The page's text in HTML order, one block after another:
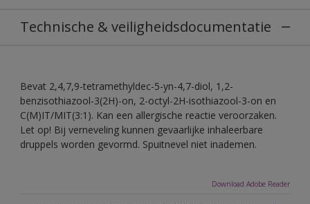
Technische & veiligheidsdocumentatie
Bevat 2,4,7,9-tetramethyldec-5-yn-4,7-diol, 1,2-
benzisothiazool-3(2H)-on, 2-octyl-2H-isothiazool-3-on en
C(M)IT/MIT(3:1). Kan een allergische reactie veroorzaken.
Let op! Bij verneveling kunnen gevaarlijke inhaleerbare
druppels worden gevormd. Spuitnevel niet inademen.
Download Adobe Reader